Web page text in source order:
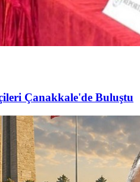
Çanakkale'de Buluştu